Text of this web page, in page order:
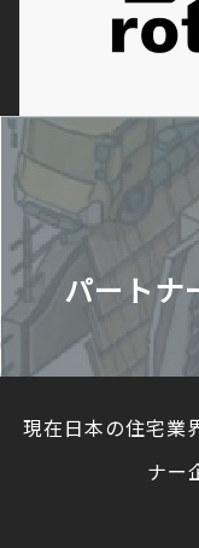
パートナ
現在日本の住宅業
ナー